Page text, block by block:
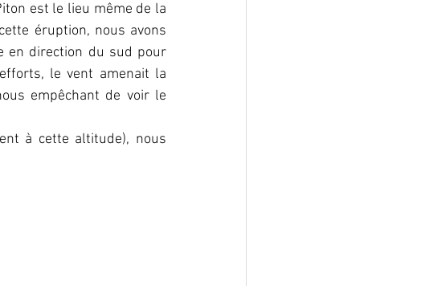
est le lieu même de la
éruption, nous avons
en direction du sud pour
le vent amenait la
empêchant de voir le
à cette altitude), nous